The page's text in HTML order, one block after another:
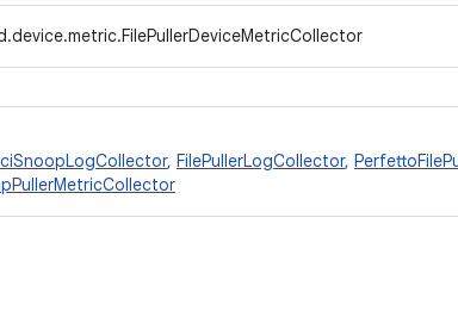
, FilePullerLogCollector,